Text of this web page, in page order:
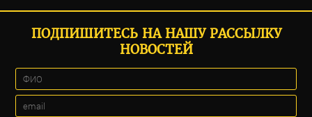
ПОДПИШИТЕСЬ НА НАШУ РАССЫЛКУ
НОВОСТЕЙ